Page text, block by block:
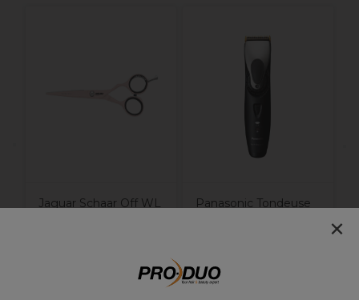
Jaguar Schaar Off WL
Panasonic Tondeuse
209,95€
×